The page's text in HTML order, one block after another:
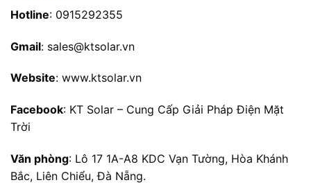
Hotline: 0915292355
Gmail: sales@ktsolar.vn
Website: www.ktsolar.vn
Facebook: KT Solar – Cung Cấp Giải Pháp Điện Mặt
Trời
Văn phòng: Lô 17 1A-A8 KDC Vạn Tường, Hòa Khánh
Bắc, Liên Chiểu, Đà Nẵng.